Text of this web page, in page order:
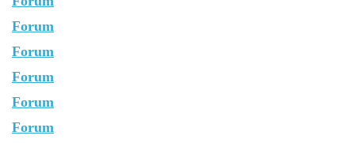
Forum
Forum
Forum
Forum
Forum